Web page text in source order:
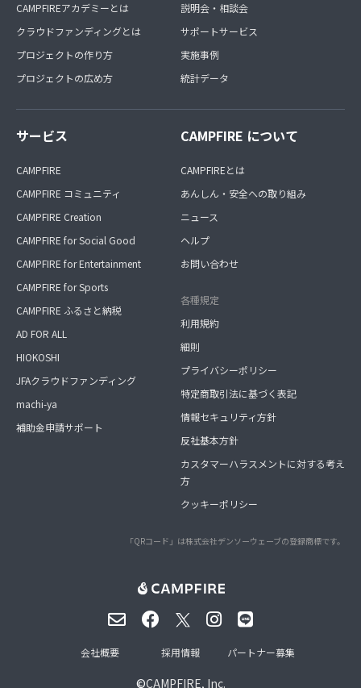
CAMPFIREアカデミーとは
クラウドファンディングとは
プロジェクトの作り方
プロジェクトの広め方
説明会・相談会
サポートサービス
実施事例
統計データ
サービス
CAMPFIRE
CAMPFIRE コミュニティ
CAMPFIRE Creation
CAMPFIRE for Social Good
CAMPFIRE for Entertainment
CAMPFIRE for Sports
CAMPFIRE ふるさと納税
AD FOR ALL
HIOKOSHI
JFAクラウドファンディング
machi-ya
補助金申請サポート
CAMPFIRE について
CAMPFIREとは
あんしん・安全への取り組み
ニュース
ヘルプ
お問い合わせ
各種規定
利用規約
細則
プライバシーポリシー
特定商取引法に基づく表記
情報セキュリティ方針
反社基本方針
カスタマーハラスメントに対する考え
方
クッキーポリシー
「QRコード」は株式会社デンソーウェーブの登録商標です。
©CAMPFIRE, Inc.
会社概要 採用情報 パートナー募集